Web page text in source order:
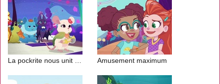
Amusement maximum